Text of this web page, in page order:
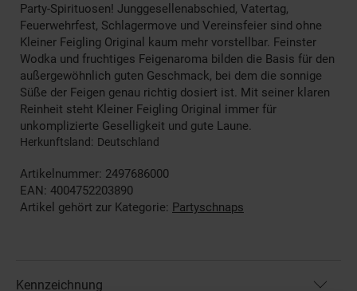
Party-Spirituosen! Junggesellenabschied, Vatertag,
Feuerwehrfest, Schlagermove und Vereinsfeier sind ohne
Kleiner Feigling Original kaum mehr vorstellbar. Feinster
Wodka und fruchtiges Feigenaroma bilden die Basis für den
außergewöhnlich guten Geschmack, bei dem die sonnige
Süße der Feigen genau richtig dosiert ist. Mit seiner klaren
Reinheit steht Kleiner Feigling Original immer für
unkomplizierte Geselligkeit und gute Laune.
Herkunftsland Deutschland
Artikelnummer: 2497686000
EAN: 4004752203890
Artikel gehört zur Kategorie: Partyschnaps
Kennzeichnung